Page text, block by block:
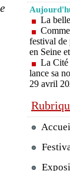
La
festival de
en Seine
La Cité
lance sa
29 avril